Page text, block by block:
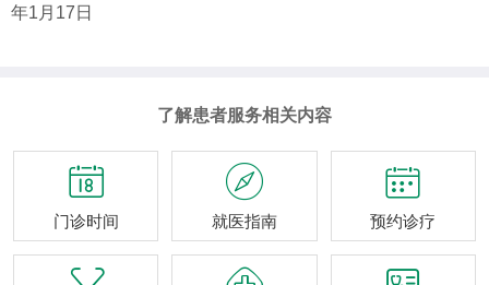
年1月17日
了解患者服务相关内容

门诊时间

就医指南

预约诊疗